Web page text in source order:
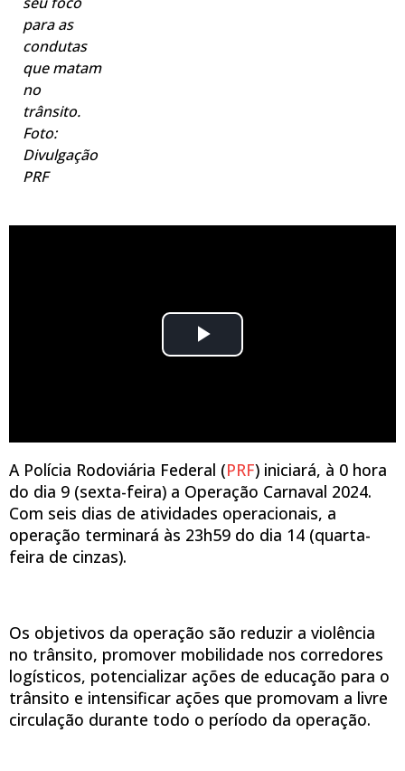
para as
condutas
que matam
no
trânsito.
Foto:
Divulgação
PRF
A Polícia Rodoviária Federal (PRF) iniciará, à 0 hora
do dia 9 (sexta-feira) a Operação Carnaval 2024.
Com seis dias de atividades operacionais, a
operação terminará às 23h59 do dia 14 (quarta-
feira de cinzas).
Os objetivos da operação são reduzir a violência
no trânsito, promover mobilidade nos corredores
logísticos, potencializar ações de educação para o
trânsito e intensificar ações que promovam a livre
circulação durante todo o período da operação.